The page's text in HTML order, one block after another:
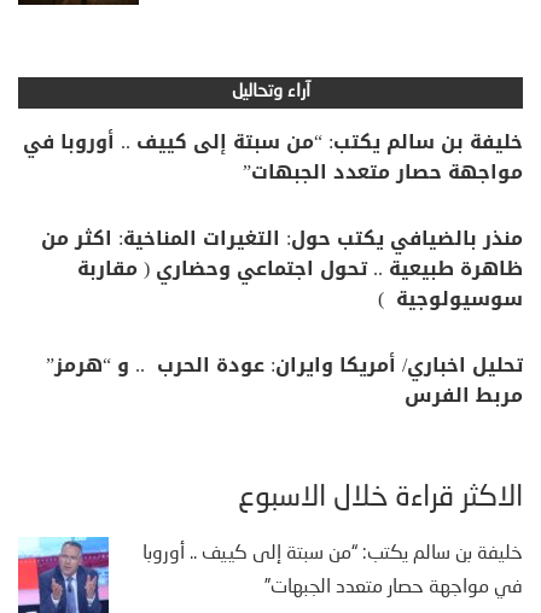
آراء وتحاليل
خليفة بن سالم يكتب: “من سبتة إلى كييف .. أوروبا في
مواجهة حصار متعدد الجبهات”
منذر بالضيافي يكتب حول: التغيرات المناخية: اكثر من
ظاهرة طبيعية .. تحول اجتماعي وحضاري ( مقاربة
سوسيولوجية )
تحليل اخباري/ أمريكا وايران: عودة الحرب .. و “هرمز”
مربط الفرس
الأكثر قراءة خلال الأسبوع
خليفة بن سالم يكتب: “من سبتة إلى كييف .. أوروبا
في مواجهة حصار متعدد الجبهات”